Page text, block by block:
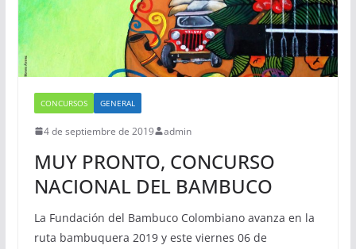
CONCURSOS GENERAL
4 de septiembre de 2019 admin
MUY PRONTO, CONCURSO
NACIONAL DEL BAMBUCO
La Fundación del Bambuco Colombiano avanza en la
ruta bambuquera 2019 y este viernes 06 de